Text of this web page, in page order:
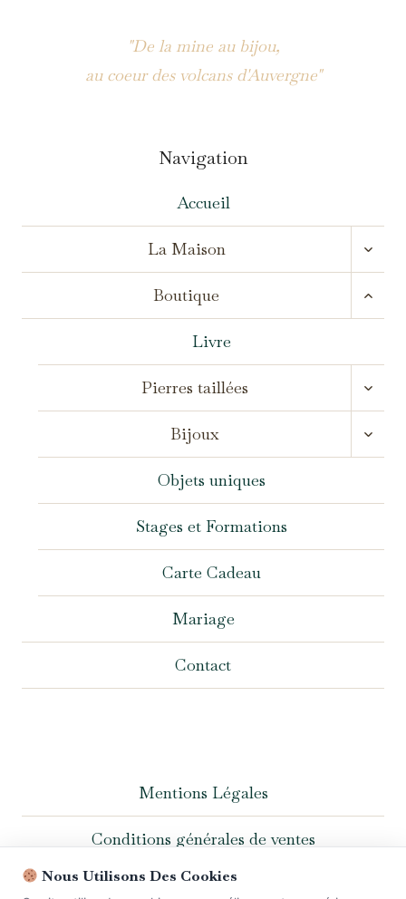
"De la mine au bijou,
au coeur des volcans d'Auvergne"
Navigation
Accueil
La Maison
MENU
Boutique
MENU
Livre
Pierres taillées
MENU
Bijoux
MENU
Objets uniques
Stages et Formations
Carte Cadeau
Mariage
Contact
Mentions Légales
Conditions générales de ventes
Politique de confidentialité
Nous Utilisons Des Cookies